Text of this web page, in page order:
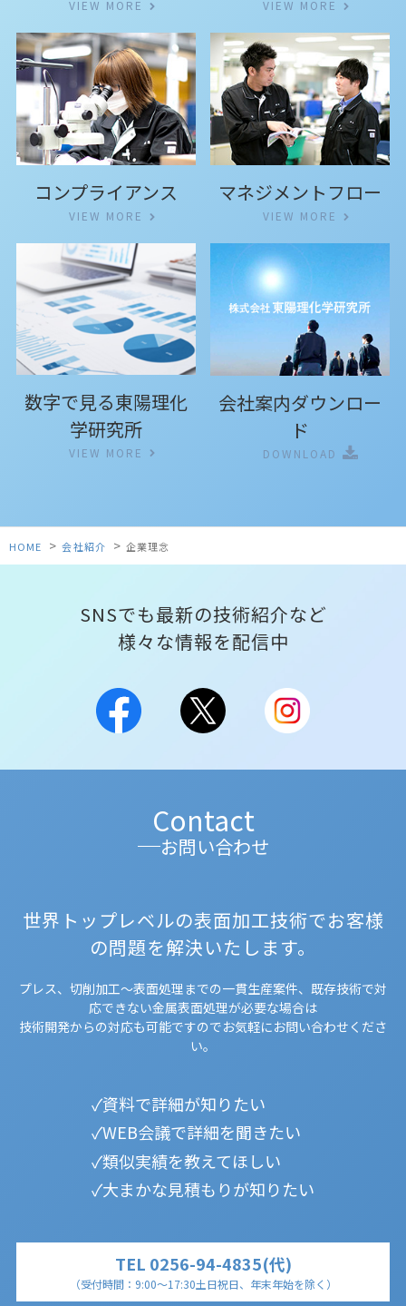
VIEW MORE VIEW MORE
コンプライアンス
VIEW MORE
マネジメントフロー
VIEW MORE
数字で見る東陽理化
学研究所
VIEW MORE
会社案内ダウンロー
ド
DOWNLOAD
HOME > 会社紹介 > 企業理念
SNSでも最新の技術紹介など
様々な情報を配信中
Contact
お問い合わせ
世界トップレベルの表面加工技術でお客様
の問題を解決いたします。
プレス、切削加工～表面処理までの一貫生産案件、既存技術で対
応できない金属表面処理が必要な場合は
技術開発からの対応も可能ですのでお気軽にお問い合わせくださ
い。
資料で詳細が知りたい
WEB会議で詳細を聞きたい
類似実績を教えてほしい
大まかな見積もりが知りたい
TEL 0256-94-4835(代)
（受付時間：9:00～17:30土日祝日、年末年始を除く ）